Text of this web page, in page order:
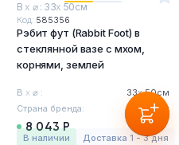
В х ⌀ : 33х 50см
Код: 585356
Рэбит фут (Rabbit Foot) в
стеклянной вазе с мхом,
корнями, землей
В х ⌀ : 33х50см
Страна бренда:
Бельгия
8 043 Р
в наличии Доставка 1 - 3 дня